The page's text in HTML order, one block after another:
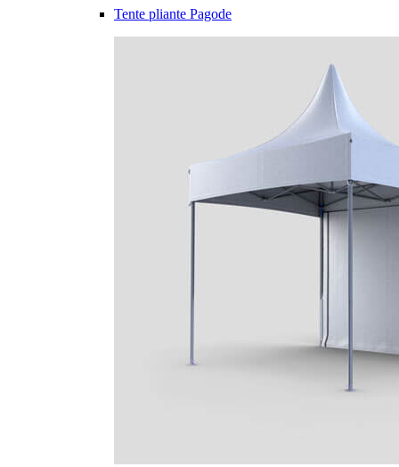
Tente pliante Pagode